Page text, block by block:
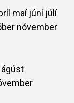
maí júní júlí
nóvember
ágúst